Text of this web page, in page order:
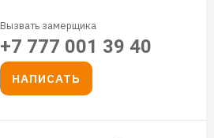
Вызвать замерщика
+7 777 001 39 40
НАПИСАТЬ